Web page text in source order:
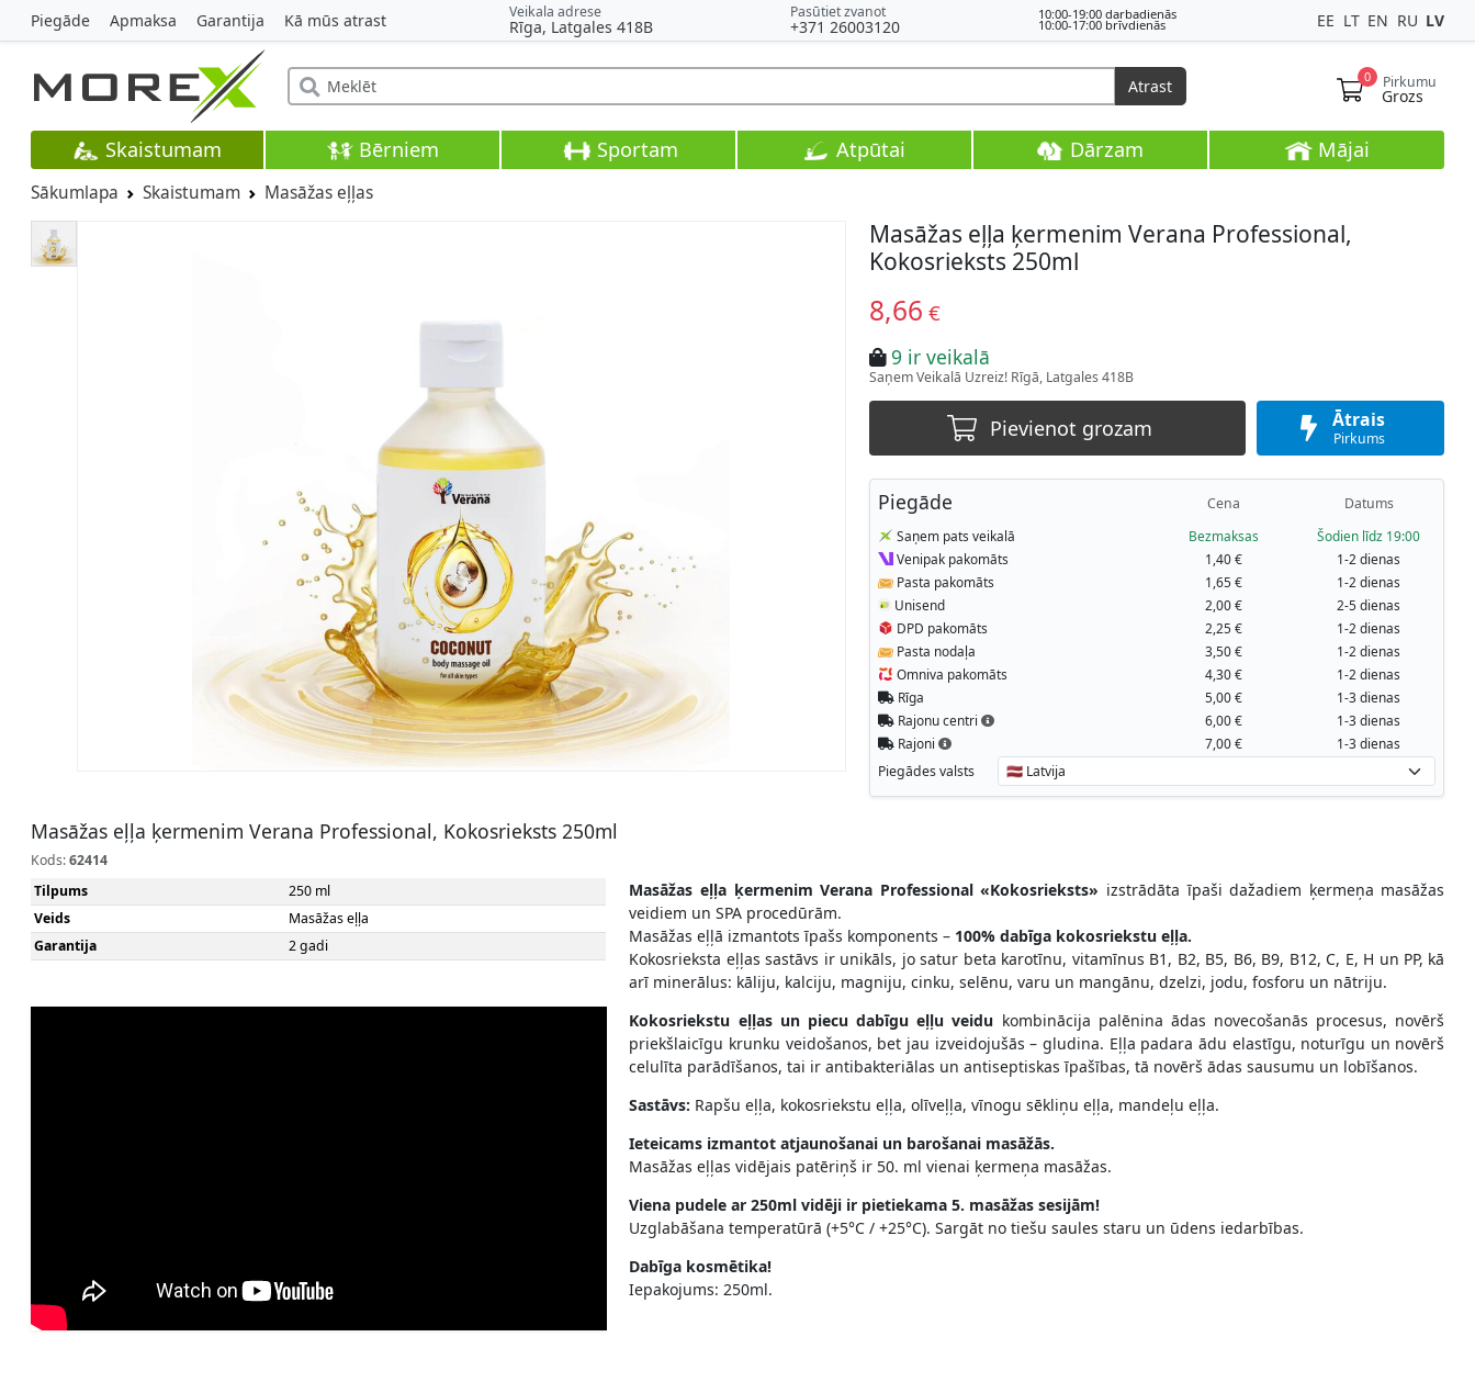
Piegāde Apmaksa Garantija Kā mūs atrast Veikala adrese
Rīga, Latgales 418B
Pasūtiet zvanot
+371 26003120
10:00-19:00 darbadienās
10:00-17:00 brīvdienās EE LT EN RU LV
0 Pirkumu
Grozs
Atrast
Skaistumam Bērniem Sportam Atpūtai Dārzam Mājai
Sākumlapa Skaistumam Masāžas eļļas
Masāžas eļļa ķermenim Verana Professional,
Kokosrieksts 250ml
8,66 €
9 ir veikalā
Saņem Veikalā Uzreiz! Rīgā, Latgales 418B
Pievienot grozam Ātrais
Pirkums
Piegāde Cena Datums
Saņem pats veikalā Bezmaksas
Šodien līdz 19:00
Venipak pakomāts
1,40 €
1-2 dienas
Pasta pakomāts
1,65 €
1-2 dienas
Unisend
2,00 €
2-5 dienas
DPD pakomāts
2,25 €
1-2 dienas
Pasta nodaļa
3,50 €
1-2 dienas
Omniva pakomāts
4,30 €
1-2 dienas
Rīga
5,00 €
1-3 dienas
Rajonu centri
6,00 €
1-3 dienas
Rajoni
7,00 € 1-3 dienas
Piegādes valsts
Masāžas eļļa ķermenim Verana Professional, Kokosrieksts 250ml
Kods:62414
Tilpums
250 ml
Veids
Masāžas eļļa
Garantija
2 gadi
Masāžas eļļa ķermenim Verana Professional «Kokosrieksts» izstrādāta īpaši dažadiem ķermeņa masāžas
veidiem un SPA procedūrām.
Masāžas eļļā izmantots īpašs komponents – 100% dabīga kokosriekstu eļļa.
Kokosrieksta eļļas sastāvs ir unikāls, jo satur beta karotīnu, vitamīnus B1, B2, B5, B6, B9, B12, C, E, H un PP, kā
arī minerālus: kāliju, kalciju, magniju, cinku, selēnu, varu un mangānu, dzelzi, jodu, fosforu un nātriju.
Kokosriekstu eļļas un piecu dabīgu eļļu veidu kombinācija palēnina ādas novecošanās procesus, novērš
priekšlaicīgu krunku veidošanos, bet jau izveidojušās – gludina. Eļļa padara ādu elastīgu, noturīgu un novērš
celulīta parādīšanos, tai ir antibakteriālas un antiseptiskas īpašības, tā novērš ādas sausumu un lobīšanos.
Sastāvs: Rapšu eļļa, kokosriekstu eļļa, olīveļļa, vīnogu sēkliņu eļļa, mandeļu eļļa.
Ieteicams izmantot atjaunošanai un barošanai masāžās.
Masāžas eļļas vidējais patēriņš ir 50. ml vienai ķermeņa masāžas.
Viena pudele ar 250ml vidēji ir pietiekama 5. masāžas sesijām!
Uzglabāšana temperatūrā (+5°C / +25°C). Sargāt no tiešu saules staru un ūdens iedarbības.
Dabīga kosmētika!
Iepakojums: 250ml.